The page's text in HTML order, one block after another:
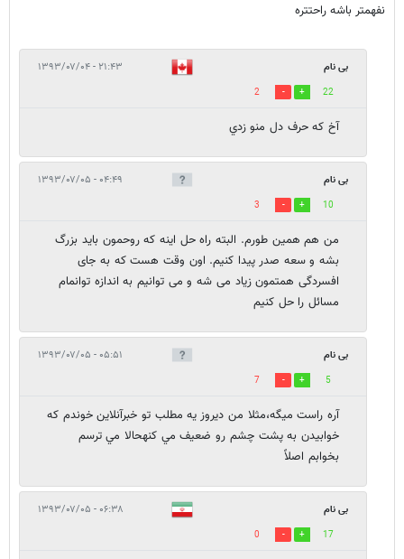
نفهمتر باشه راحتتره
بی نام ۲۱:۴۳ - ۱۳۹۳/۰۷/۰۴
22
2
آخ كه حرف دل منو زدي
بی نام ۰۴:۴۹ - ۱۳۹۳/۰۷/۰۵
10
3
من هم همین طورم. البته راه حل اینه که روحمون باید بزرگ
بشه و سعه صدر پیدا کنیم. اون وقت هست که به جای
افسردگی همتمون زیاد می شه و می توانیم به اندازه توانمام
مسائل را حل کنیم
بی نام ۰۵:۵۱ - ۱۳۹۳/۰۷/۰۵
5
7
آره راست ميگه،مثلا من ديروز يه مطلب تو خبرآنلاين خوندم كه
خوابيدن به پشت چشم رو ضعيف مي كنهحالا مي ترسم
بخوابم اصلاً
بی نام ۰۶:۳۸ - ۱۳۹۳/۰۷/۰۵
17
0